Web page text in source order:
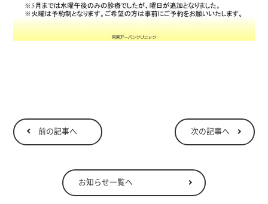
前の記事へ 次の記事へ
お知らせ一覧へ